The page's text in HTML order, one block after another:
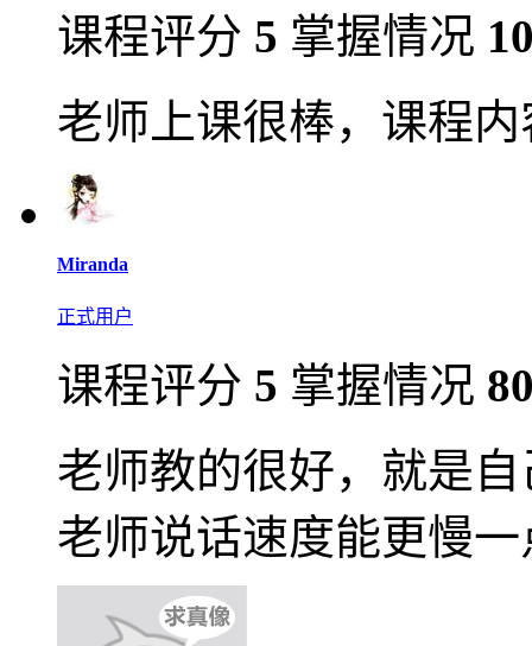
课程评分 5 掌握情况
老师上课很棒，课程
Miranda
正式用户
课程评分 5 掌握情况
老师教的很好，就是
老师说话速度能更慢